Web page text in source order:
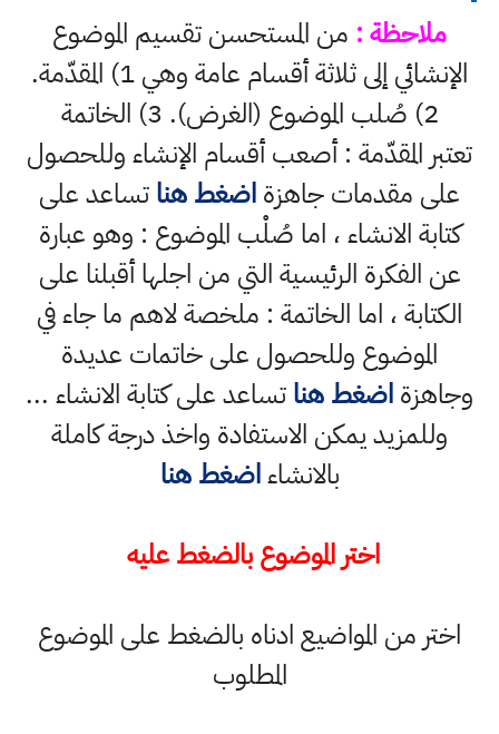
ملاحظة : من المستحسن تقسيم الموضوع
الإنشائي إلى ثلاثة أقسام عامة وهي 1) المقدّمة.
2) صُلب الموضوع (الغرض). 3) الخاتمة
تعتبر المقدّمة : أصعب أقسام الإنشاء وللحصول
على مقدمات جاهزةاضغط هناتساعد على
كتابة الانشاء ، اما صُلْب الموضوع : وهو عبارة
عن الفكرة الرئيسية التي من اجلها أقبلنا على
الكتابة ، اما الخاتمة : ملخصة لاهم ما جاء في
الموضوع وللحصول على خاتمات عديدة
وجاهزةاضغط هناتساعد على كتابة الانشاء ...
وللمزيد يمكن الاستفادة واخذ درجة كاملة
بالانشاءاضغط هنا
اختر الموضوع بالضغط عليه
اختر من المواضيع ادناه بالضغط على الموضوع
المطلوب